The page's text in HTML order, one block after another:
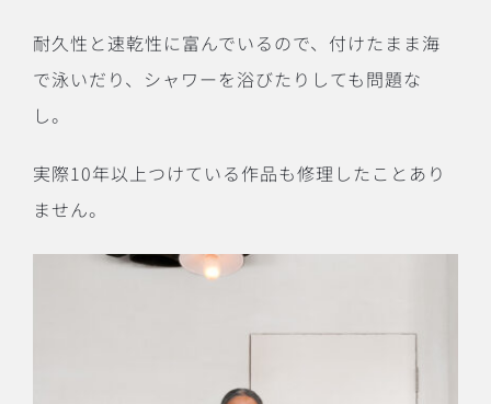
耐久性と速乾性に富んでいるので、付けたまま海
で泳いだり、シャワーを浴びたりしても問題な
し。
実際10年以上つけている作品も修理したことあり
ません。